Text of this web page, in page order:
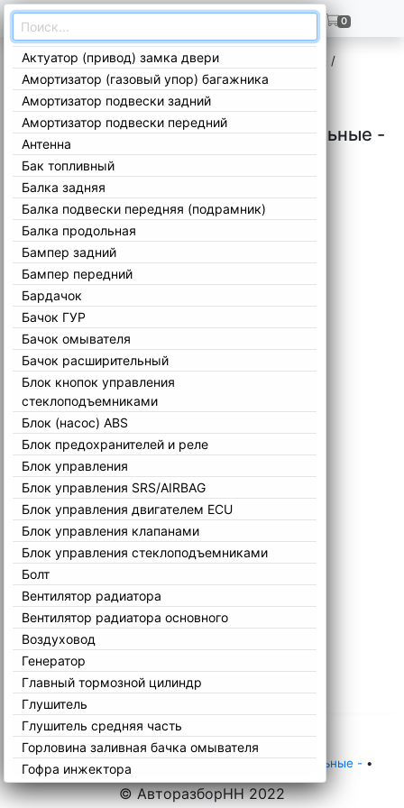
ГЛАВНАЯ +7(909)299-02-99 0
Главная/Каталог/Mitsubishi/Grandis /
Актуатор (привод) замка двери
Амортизатор (газовый упор) багажника
Амортизатор подвески задний
Амортизатор подвески передний
Антенна
Бак топливный
Балка задняя
Балка подвески передняя (подрамник)
Балка продольная
Бампер задний
Бампер передний
Бардачок
Бачок ГУР
Бачок омывателя
Бачок расширительный
Блок кнопок управления
стеклоподъемниками
Блок (насос) ABS
Блок предохранителей и реле
Блок управления
Блок управления SRS/AIRBAG
Блок управления двигателем ECU
Блок управления клапанами
Блок управления стеклоподъемниками
Болт
Вентилятор радиатора
Вентилятор радиатора основного
Воздуховод
Генератор
Главный тормозной цилиндр
Глушитель
Глушитель средняя часть
Горловина заливная бачка омывателя
Гофра инжектора
Гудок (сигнал клаксон)
Запчасти Mitsubishi Grandis Остальные -
Главная•Каталог•Mitsubishi•Grandis•Остальные - •
© АвторазборНН 2022